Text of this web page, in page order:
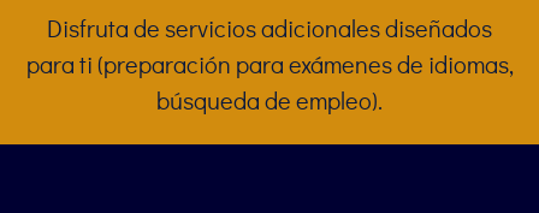
Disfruta de servicios adicionales diseñados
para ti (preparación para exámenes de idiomas,
búsqueda de empleo).